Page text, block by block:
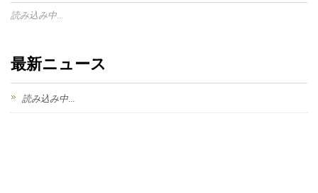
読み込み中...
最新ニュース
読み込み中...